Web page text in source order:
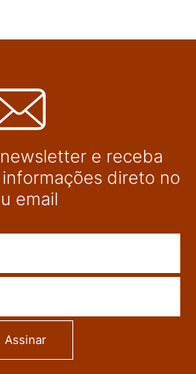
e receba
direto no
email
Assinar